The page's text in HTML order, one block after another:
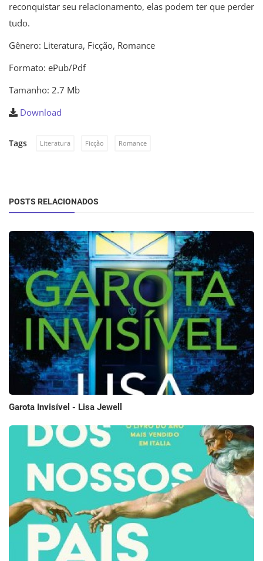
reconquistar seu relacionamento, elas podem ter que perder
tudo.
Gênero: Literatura, Ficção, Romance
Formato: ePub/Pdf
Tamanho: 2.7 Mb
Download
Tags Literatura Ficção Romance
POSTS RELACIONADOS
Garota Invisível - Lisa Jewell